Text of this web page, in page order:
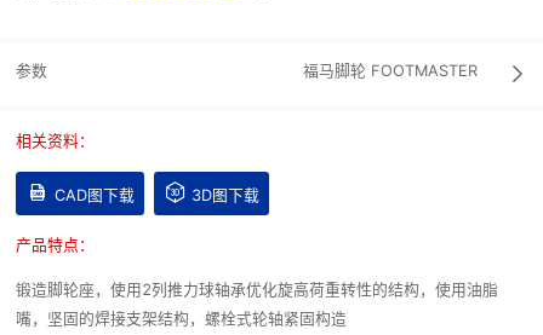
参数 福马脚轮 FOOTMASTER 
相关资料：
 CAD图下载  3D图下载
产品特点：
锻造脚轮座，使用2列推力球轴承优化旋高荷重转性的结构，使用油脂
嘴，坚固的焊接支架结构，螺栓式轮轴紧固构造